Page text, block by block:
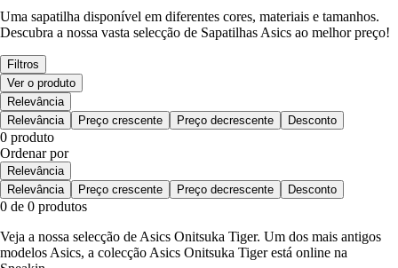
Uma sapatilha disponível em diferentes cores, materiais e tamanhos.
Descubra a nossa vasta selecção de Sapatilhas Asics ao melhor preço!
Filtros
Ver o produto
Relevância
Relevância
Preço crescente Preço decrescente Desconto
0 produto
Ordenar por
Relevância
Relevância
Preço crescente Preço decrescente Desconto
0 de 0 produtos
Veja a nossa selecção de Asics Onitsuka Tiger. Um dos mais antigos
modelos Asics, a colecção Asics Onitsuka Tiger está online na